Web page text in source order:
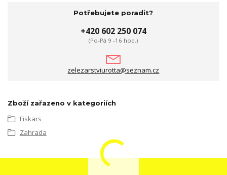
Potřebujete poradit?
+420 602 250 074
(Po-Pá 9 -16 hod.)
zelezarstviurotta@seznam.cz
Zboží zařazeno v kategoriích
Fiskars
Zahrada